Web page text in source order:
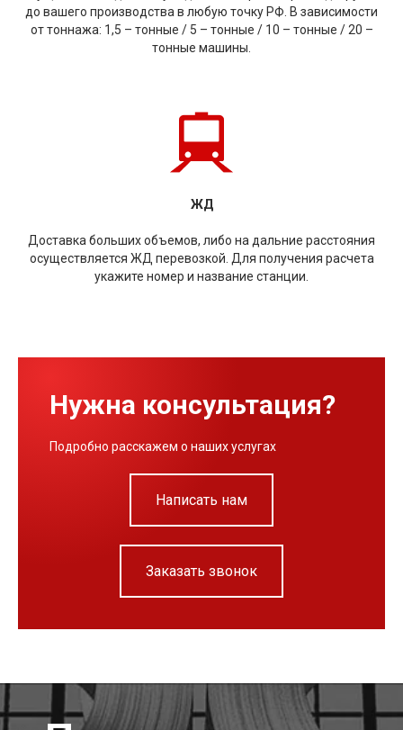
до вашего производства в любую точку РФ. В зависимости
от тоннажа: 1,5 – тонные / 5 – тонные / 10 – тонные / 20 –
тонные машины.
ЖД
Доставка больших объемов, либо на дальние расстояния
осуществляется ЖД перевозкой. Для получения расчета
укажите номер и название станции.
Нужна консультация?
Подробно расскажем о наших услугах
Написать нам
Заказать звонок